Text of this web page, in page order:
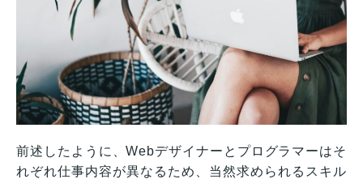
前述したように、Webデザイナーとプログラマーはそ
れぞれ仕事内容が異なるため、当然求められるスキル